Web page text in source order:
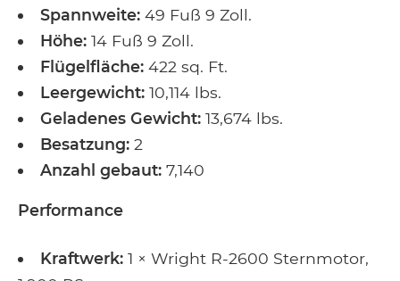
Spannweite:49 Fuß 9 Zoll.
Höhe:14 Fuß 9 Zoll.
Flügelfläche:422 sq. Ft.
Leergewicht:10,114 lbs.
Geladenes Gewicht:13,674 lbs.
Besatzung:2
Anzahl gebaut:7,140
Performance
Kraftwerk:1 × Wright R-2600 Sternmotor,